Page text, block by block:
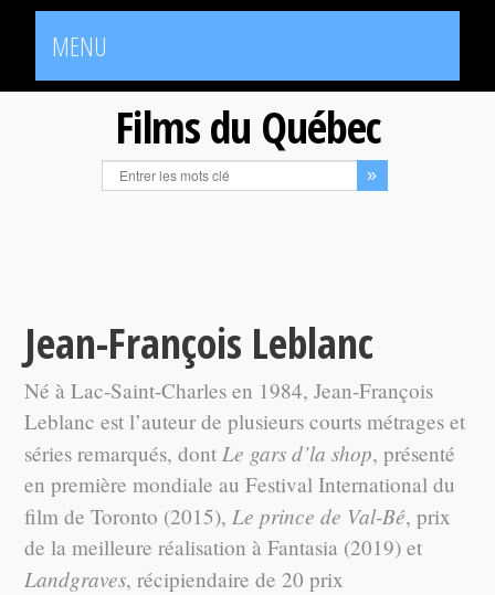
MENU
Films du Québec
Jean-François Leblanc
Né à Lac-Saint-Charles en 1984, Jean-François
Leblanc est l’auteur de plusieurs courts métrages et
séries remarqués, dontLe gars d’la shop, présenté
en première mondiale au Festival International du
film de Toronto (2015),Le prince de Val-Bé, prix
de la meilleure réalisation à Fantasia (2019) et
Landgraves, récipiendaire de 20 prix